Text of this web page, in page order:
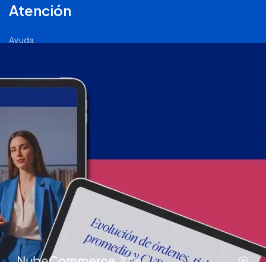
Atención
Ayuda
Página de Status
2011 - 2026 © Tiendanube - Todos los derechos reservados.
Términos y condiciones.Políticas de privacidad
calidad